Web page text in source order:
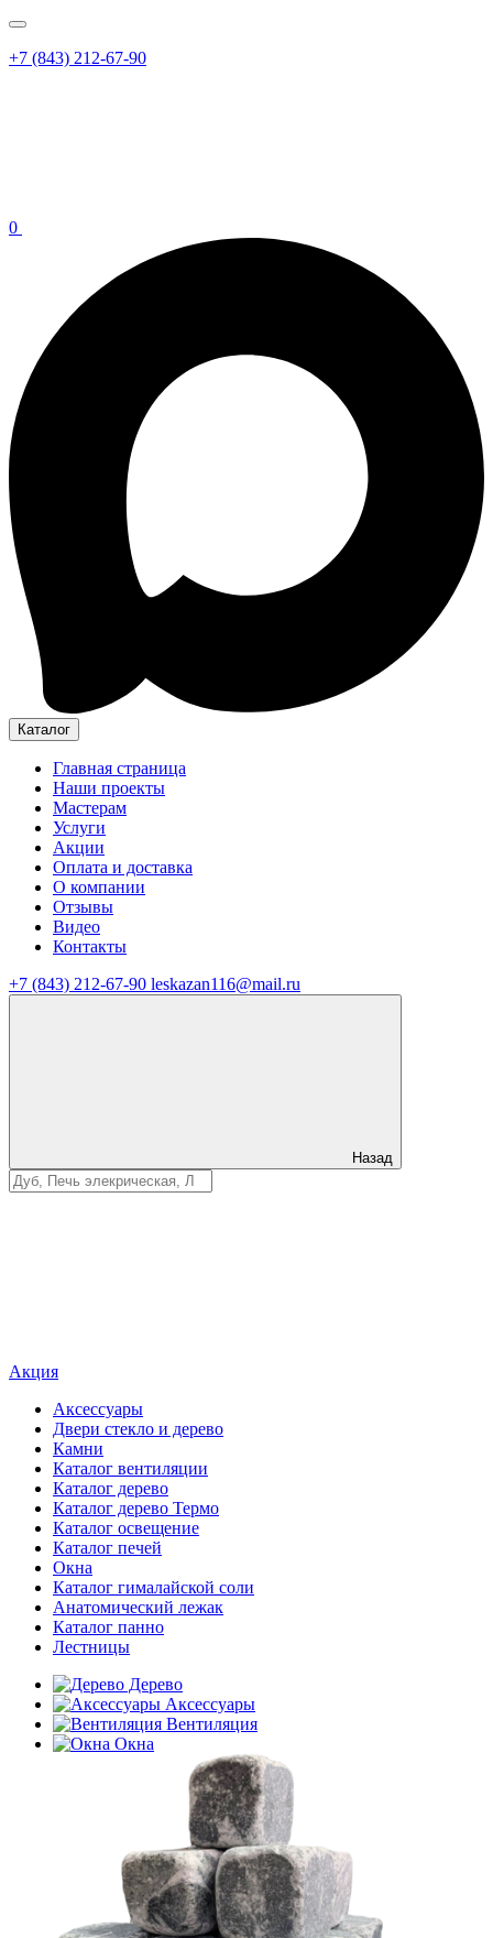
+7 (843) 212-67-90
0
Каталог
Главная страница
Наши проекты
Мастерам
Услуги
Акции
Оплата и доставка
О компании
Отзывы
Видео
Контакты
+7 (843) 212-67-90 leskazan116@mail.ru
Назад
Акция
Аксессуары
Двери стекло и дерево
Камни
Каталог вентиляции
Каталог дерево
Каталог дерево Термо
Каталог освещение
Каталог печей
Окна
Каталог гималайской соли
Анатомический лежак
Каталог панно
Лестницы
Дерево
Аксессуары
Вентиляция
Окна